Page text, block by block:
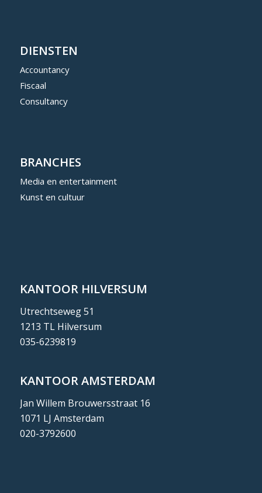
DIENSTEN
Accountancy
Fiscaal
Consultancy
BRANCHES
Media en entertainment
Kunst en cultuur
KANTOOR HILVERSUM
Utrechtseweg 51
1213 TL Hilversum
035-6239819
KANTOOR AMSTERDAM
Jan Willem Brouwersstraat 16
1071 LJ Amsterdam
020-3792600